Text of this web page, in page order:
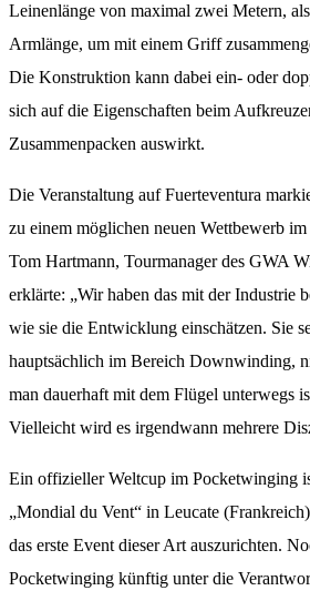
Leinenlänge von maximal zwei Metern,
Armlänge, um mit einem Griff
Die Konstruktion kann dabei ein- oder
sich auf die Eigenschaften beim
Zusammenpacken auswirkt.
Die Veranstaltung auf Fuerteventura
zu einem möglichen neuen Wettbewerb
Tom Hartmann, Tourmanager des GWA
erklärte: „Wir haben das mit der Industrie
wie sie die Entwicklung einschätzen. Sie
hauptsächlich im Bereich Downwinding,
man dauerhaft mit dem Flügel unterwegs
Vielleicht wird es irgendwann mehrere
Ein offizieller Weltcup im Pocketwinging
„Mondial du Vent“ in Leucate
das erste Event dieser Art auszurichten.
Pocketwinging künftig unter die